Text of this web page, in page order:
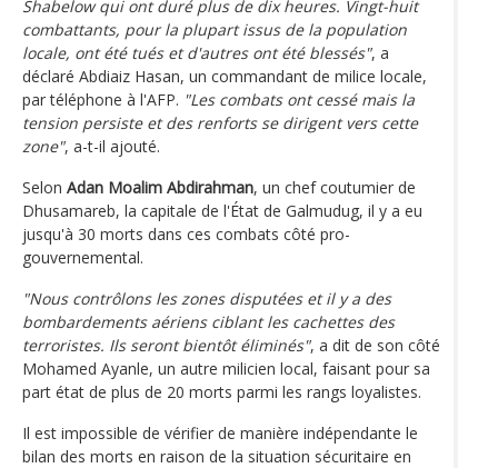
Shabelow qui ont duré plus de dix heures. Vingt-huit
combattants, pour la plupart issus de la population
locale, ont été tués et d'autres ont été blessés", a
déclaré Abdiaiz Hasan, un commandant de milice locale,
par téléphone à l'AFP. "Les combats ont cessé mais la
tension persiste et des renforts se dirigent vers cette
zone", a-t-il ajouté.
Selon Adan Moalim Abdirahman, un chef coutumier de
Dhusamareb, la capitale de l'État de Galmudug, il y a eu
jusqu'à 30 morts dans ces combats côté pro-
gouvernemental.
"Nous contrôlons les zones disputées et il y a des
bombardements aériens ciblant les cachettes des
terroristes. Ils seront bientôt éliminés", a dit de son côté
Mohamed Ayanle, un autre milicien local, faisant pour sa
part état de plus de 20 morts parmi les rangs loyalistes.
Il est impossible de vérifier de manière indépendante le
bilan des morts en raison de la situation sécuritaire en